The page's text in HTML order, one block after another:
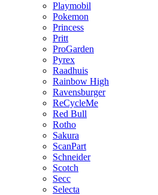
Playmobil
Pokemon
Princess
Pritt
ProGarden
Pyrex
Raadhuis
Rainbow High
Ravensburger
ReCycleMe
Red Bull
Rotho
Sakura
ScanPart
Schneider
Scotch
Secc
Selecta